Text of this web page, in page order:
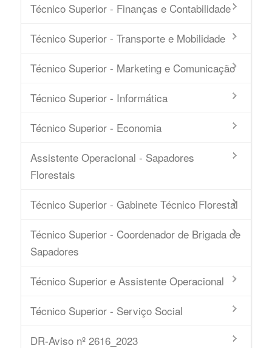
Técnico Superior - Finanças e Contabilidade
Técnico Superior - Transporte e Mobilidade
Técnico Superior - Marketing e Comunicação
Técnico Superior - Informática
Técnico Superior - Economia
Assistente Operacional - Sapadores
Florestais
Técnico Superior - Gabinete Técnico Florestal
Técnico Superior - Coordenador de Brigada de
Sapadores
Técnico Superior e Assistente Operacional
Técnico Superior - Serviço Social
DR-Aviso nº 2616_2023